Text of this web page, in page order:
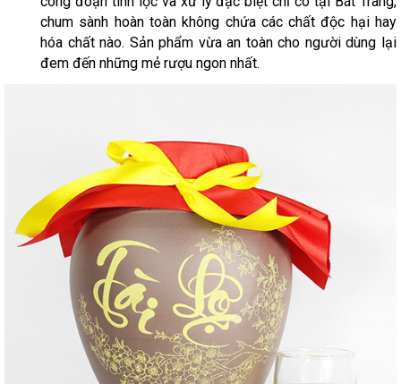
chum sành hoàn toàn không chứa các chất độc hại hay
hóa chất nào. Sản phẩm vừa an toàn cho người dùng lại
đem đến những mẻ rượu ngon nhất.